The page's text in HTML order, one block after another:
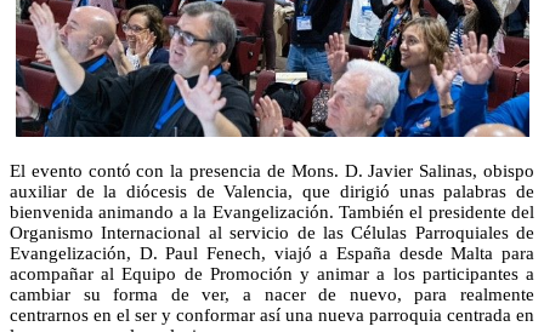
El evento contó con la presencia de Mons. D. Javier Salinas, obispo
auxiliar de la diócesis de Valencia, que dirigió unas palabras de
bienvenida animando a la Evangelización. También el presidente del
Organismo Internacional al servicio de las Células Parroquiales de
Evangelización, D. Paul Fenech, viajó a España desde Malta para
acompañar al Equipo de Promoción y animar a los participantes a
cambiar su forma de ver, a nacer de nuevo, para realmente
centrarnos en el ser y conformar así una nueva parroquia centrada en